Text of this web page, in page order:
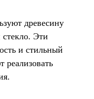
древесину
Эти
и стильный
реализовать